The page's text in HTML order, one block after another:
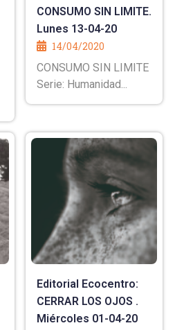
CONSUMO SIN LIMITE.
Lunes 13-04-20
14/04/2020
CONSUMO SIN LIMITE
Serie: Humanidad...
Editorial Ecocentro:
CERRAR LOS OJOS .
Miércoles 01-04-20